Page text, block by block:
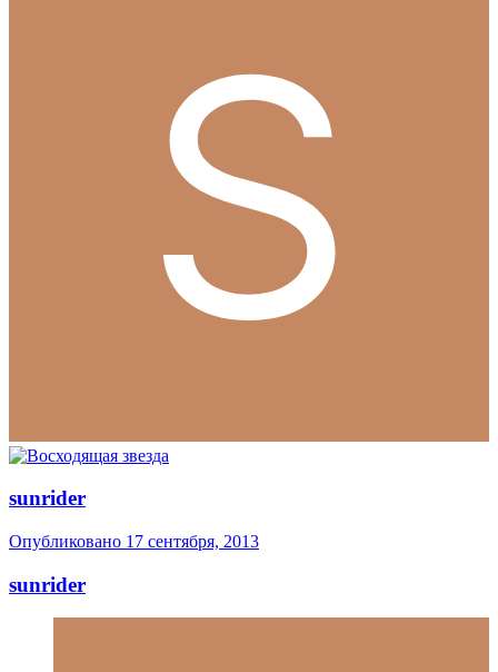
sunrider
Опубликовано 17 сентября, 2013
sunrider